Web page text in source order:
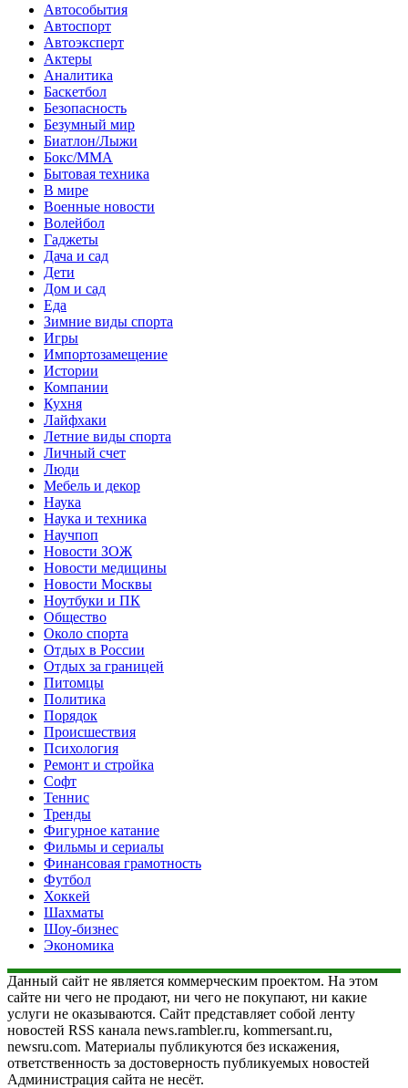
Автособытия
Автоспорт
Автоэксперт
Актеры
Аналитика
Баскетбол
Безопасность
Безумный мир
Биатлон/Лыжи
Бокс/MMA
Бытовая техника
В мире
Военные новости
Волейбол
Гаджеты
Дача и сад
Дети
Дом и сад
Еда
Зимние виды спорта
Игры
Импортозамещение
Истории
Компании
Кухня
Лайфхаки
Летние виды спорта
Личный счет
Люди
Мебель и декор
Наука
Наука и техника
Научпоп
Новости ЗОЖ
Новости медицины
Новости Москвы
Ноутбуки и ПК
Общество
Около спорта
Отдых в России
Отдых за границей
Питомцы
Политика
Порядок
Происшествия
Психология
Ремонт и стройка
Софт
Теннис
Тренды
Фигурное катание
Фильмы и сериалы
Финансовая грамотность
Футбол
Хоккей
Шахматы
Шоу-бизнес
Экономика
Данный сайт не является коммерческим проектом. На этом
сайте ни чего не продают, ни чего не покупают, ни какие
услуги не оказываются. Сайт представляет собой ленту
новостей RSS канала news.rambler.ru, kommersant.ru,
newsru.com. Материалы публикуются без искажения,
ответственность за достоверность публикуемых новостей
Администрация сайта не несёт.